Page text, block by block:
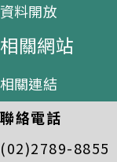
資料開放
相關網站
相關連結
聯絡電話
(02)2789-8855